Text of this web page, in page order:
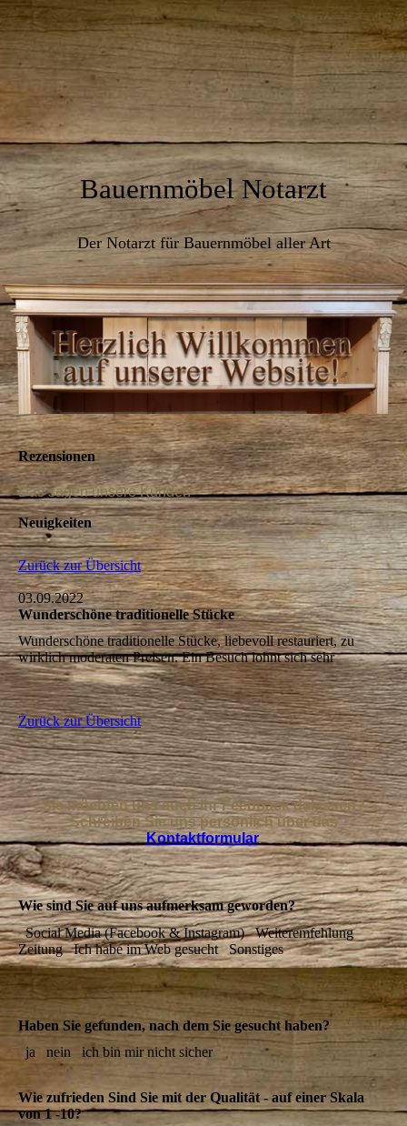
Bauernmöbel Notarzt
Der Notarzt für Bauernmöbel aller Art
Rezensionen
Das sagen unsere Kunden
Neuigkeiten
Zurück zur Übersicht
03.09.2022
Wunderschöne traditionelle Stücke
Wunderschöne traditionelle Stücke, liebevoll restauriert, zu
wirklich moderaten Preisen. Ein Besuch lohnt sich sehr
Zurück zur Übersicht
Sie möchten uns auch Ihr Feedback dalassen?
Schreiben Sie uns persönlich über das
Kontaktformular.
Wie sind Sie auf uns aufmerksam geworden?
Social Media (Facebook & Instagram)
Weiteremfehlung
Zeitung
Ich habe im Web gesucht Sonstiges
Haben Sie gefunden, nach dem Sie gesucht haben?
ja
nein ich bin mir nicht sicher
Wie zufrieden Sind Sie mit der Qualität - auf einer Skala
von 1 -10?